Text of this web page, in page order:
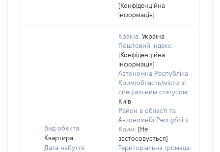
[Конфіденційна
інформація]
Вид об'єкта:
Квартира
Дата набуття
Країна: Україна
Поштовий індекс:
[Конфіденційна
інформація]
Автономна Республіка
Крим/область/місто зі
спеціальним статусом:
Київ
Район в області та
Автономній Республіці
Крим: [Не
застосовується]
Територіальна громада: